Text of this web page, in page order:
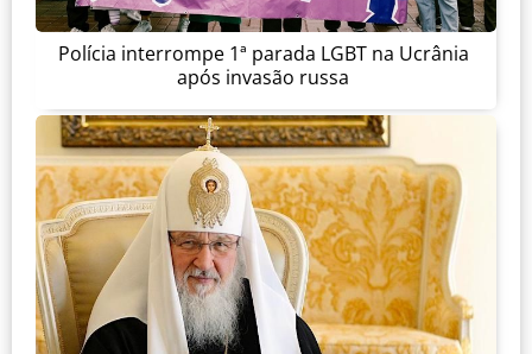
Polícia interrompe 1ª parada LGBT na Ucrânia
após invasão russa